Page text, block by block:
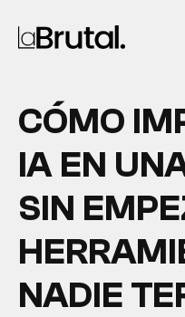
CÓMO
IA EN
SIN
NADIE